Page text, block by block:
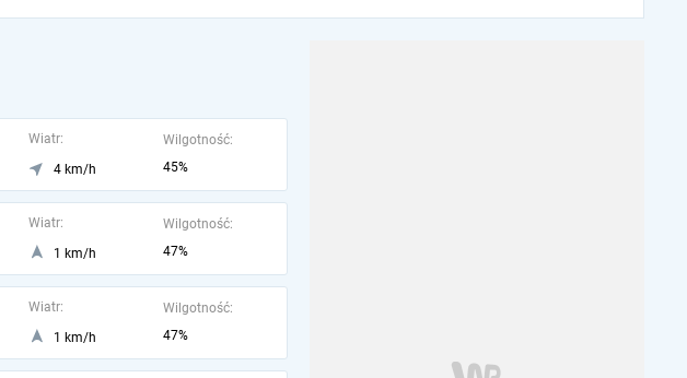
Wiatr:
4 km/h
Wilgotność:
45%
Wiatr:
1 km/h
Wilgotność:
47%
Wiatr:
1 km/h
Wilgotność:
47%